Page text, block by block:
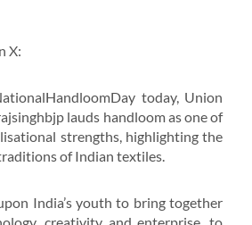
X:
today, Union
lauds handloom as one of
strengths, highlighting the
of Indian textiles.
India’s youth to bring together